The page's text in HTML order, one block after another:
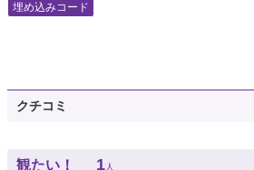
埋め込みコード
クチコミ
観たい！ 1人